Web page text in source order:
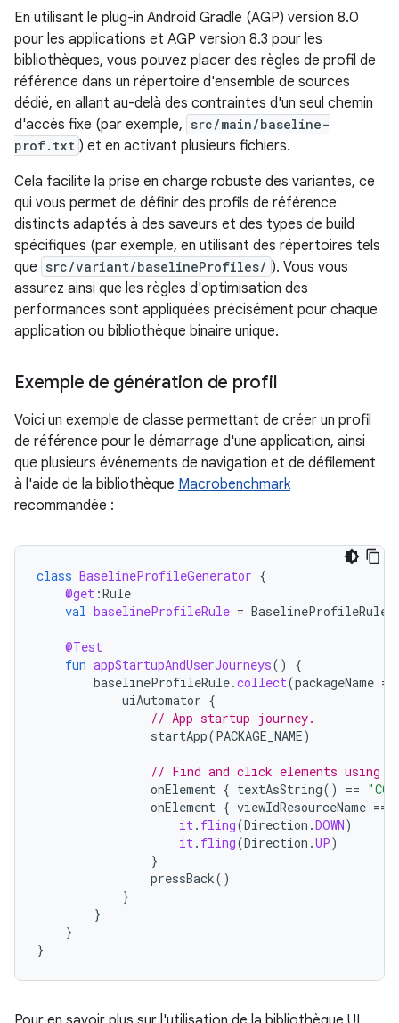
En utilisant le plug-in Android Gradle (AGP) version 8.0
pour les applications et AGP version 8.3 pour les
bibliothèques, vous pouvez placer des règles de profil de
référence dans un répertoire d'ensemble de sources
dédié, en allant au-delà des contraintes d'un seul chemin
d'accès fixe (par exemple, src/main/baseline-
prof.txt ) et en activant plusieurs fichiers.
Cela facilite la prise en charge robuste des variantes, ce
qui vous permet de définir des profils de référence
distincts adaptés à des saveurs et des types de build
spécifiques (par exemple, en utilisant des répertoires tels
que src/variant/baselineProfiles/ ). Vous vous
assurez ainsi que les règles d'optimisation des
performances sont appliquées précisément pour chaque
application ou bibliothèque binaire unique.
Exemple de génération de profil
Voici un exemple de classe permettant de créer un profil
de référence pour le démarrage d'une application, ainsi
que plusieurs événements de navigation et de défilement
à l'aide de la bibliothèque Macrobenchmark
recommandée :
class BaselineProfileGenerator {
@get :Rule
val baselineProfileRule = BaselineProfileRule
@Test
fun appStartupAndUserJourneys()
{
baselineProfileRule.collect(packageName =
uiAutomator {
// App startup journey.
startApp(PACKAGE_NAME)
// Find and click elements using
onElement { textAsString() ==
onElement { viewIdResourceName ==
it. fling(Direction .DOWN)
it. fling(Direction .UP)
}
pressBack()
}
}
}
}